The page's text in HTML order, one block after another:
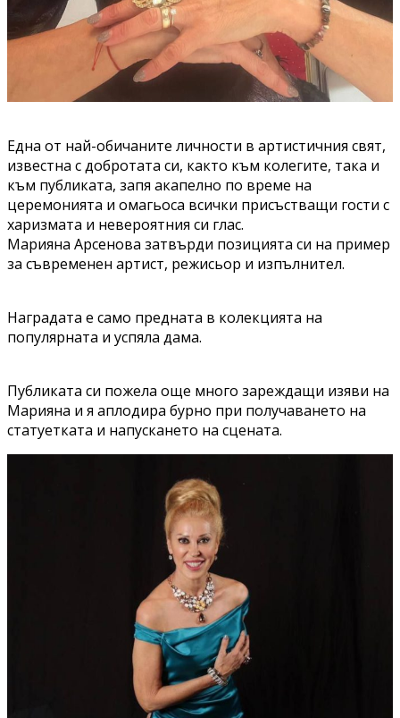
Една от най-обичаните личности в артистичния свят,
известна с добротата си, както към колегите, така и
към публиката, запя акапелно по време на
церемонията и омагьоса всички присъстващи гости с
харизмата и невероятния си глас.
Марияна Арсенова затвърди позицията си на пример
за съвременен артист, режисьор и изпълнител.
Наградата е само предната в колекцията на
популярната и успяла дама.
Публиката си пожела още много зареждащи изяви на
Марияна и я аплодира бурно при получаването на
статуетката и напускането на сцената.